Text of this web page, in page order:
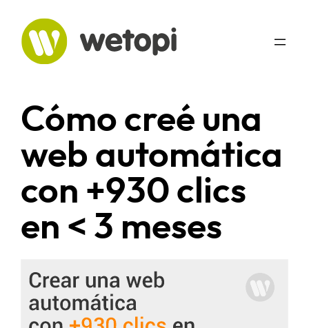
contenido
Cómo creé una
web automática
con +930 clics
en < 3 meses